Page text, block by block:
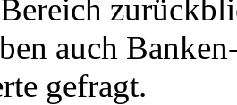
auch
gefragt.